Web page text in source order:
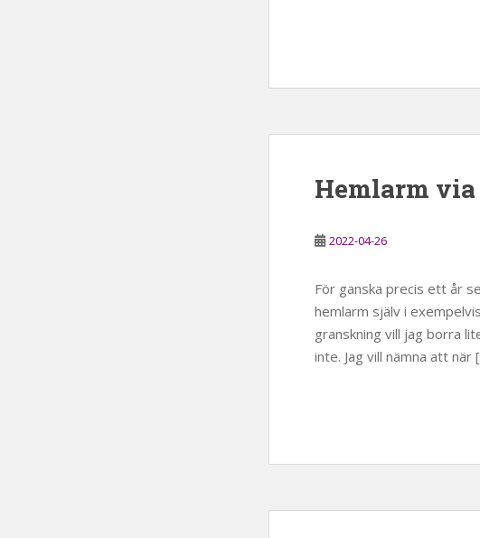
Hemlarm
2022-04-26
För ganska precis ett år
hemlarm själv i
granskning vill jag borra
inte. Jag vill nämna att när